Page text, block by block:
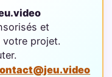
et
votre projet.